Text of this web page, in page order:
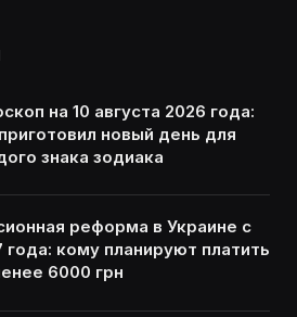
на 10 августа 2026 года:
новый день для
знака зодиака
реформа в Украине с
года: кому планируют платить
6000 грн